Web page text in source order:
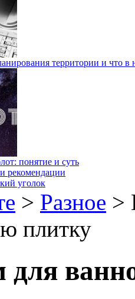
территории и что в
понятие и суть
рекомендации
уголок
> Разное >
плитку